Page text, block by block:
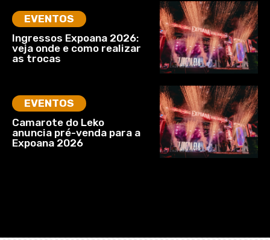
EVENTOS
Ingressos Expoana 2026:
veja onde e como realizar
as trocas
EVENTOS
Camarote do Leko
anuncia pré-venda para a
Expoana 2026